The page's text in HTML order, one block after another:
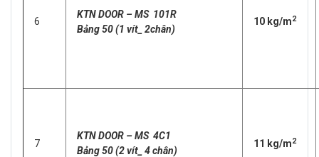
6
KTN DOOR – MS 101R
Bảng 50 (1 vít_ 2chân)
10 kg/m2
7
KTN DOOR – MS 4C1
Bảng 50 (2 vít_ 4 chân)
11 kg/m2